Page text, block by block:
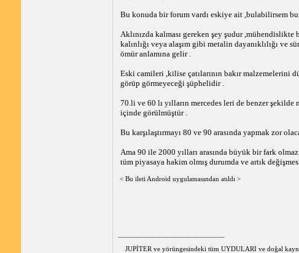
Bu konuda bir forum vardı eskiye ait ,bulabilirsem
Aklınızda kalması gereken şey şudur
kalınlığı veya alaşım gibi metalin dayanıklılığı ve
ömür anlamına gelir .
Eski camileri ,kilise çatılarının bakır malzemelerini
görüp görmeyeceği şüphelidir .
70.li ve 60 lı yılların mercedes leri de benzer
içinde görülmüştür .
Bu karşılaştırmayı 80 ve 90 arasında yapmak zor
Ama 90 ile 2000 yılları arasında büyük bir fark
tüm piyasaya hakim olmış durumda ve artık
< Bu ileti Android uygulamasından atıldı >
JUPİTER ve yörüngesindeki tüm UYDULARI ve doğal